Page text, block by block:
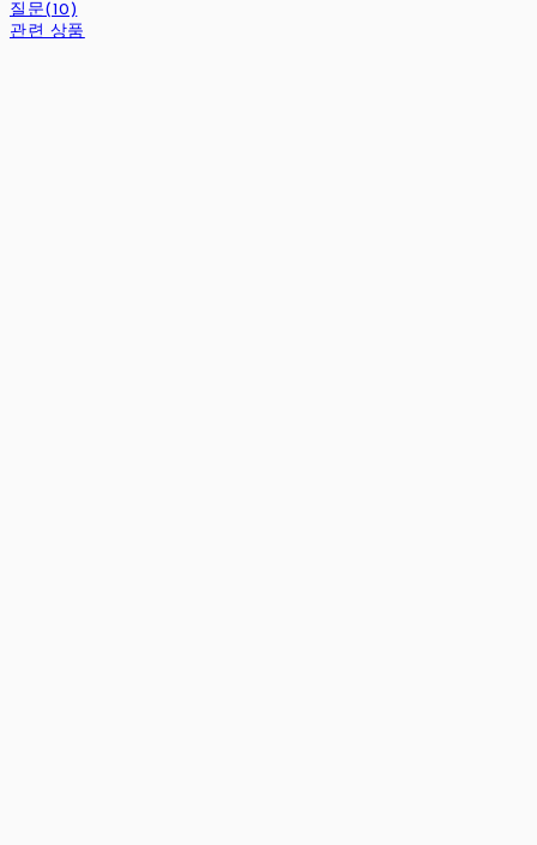
질문(10)
관련 상품